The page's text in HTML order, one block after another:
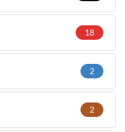
18
2
2